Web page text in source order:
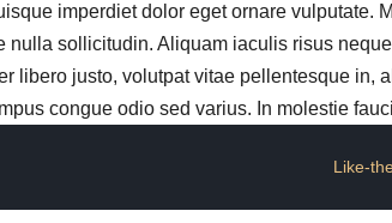
imperdiet dolor eget ornare vulputate.
nulla sollicitudin. Aliquam iaculis risus
libero justo, volutpat vitae pellentesque
congue odio sed varius. In molestie
Like-